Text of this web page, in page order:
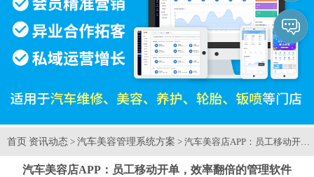
首页 资讯动态 > 汽车美容管理系统方案 > 汽车美容店APP：员工移动开
汽车美容店APP：员工移动开单，效率翻倍的管理软件